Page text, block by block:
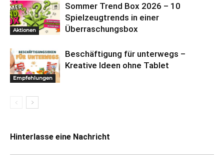
Aktionen
Sommer Trend Box 2026 – 10
Spielzeugtrends in einer
Überraschungsbox
Empfehlungen
Beschäftigung für unterwegs –
Kreative Ideen ohne Tablet
Hinterlasse eine Nachricht